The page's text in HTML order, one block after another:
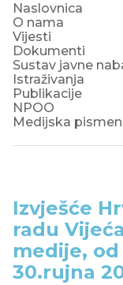
Naslovnica
O nama
Vijesti
Dokumenti
Sustav javne
Istraživanja
Publikacije
NPOO
Medijska
Izvješće
radu
medije,
30.rujna